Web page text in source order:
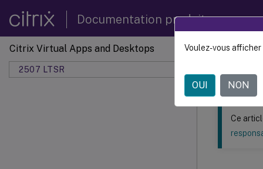
Documentation produit
Citrix Virtual Apps and Desktops
2507 LTSR
Ce contenu
Ce
Voulez-vous
OUI NON